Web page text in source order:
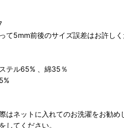
5mm前後のサイズ誤差はお許しく
テル65% 、綿35％
ネットに入れてのお洗濯をお勧め
てください。